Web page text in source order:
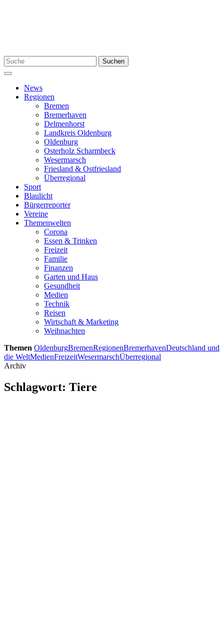
Suchen
nach:
Suchen
Menü
News
Regionen
Bremen
Bremerhaven
Delmenhorst
Landkreis Oldenburg
Oldenburg
Osterholz Scharmbeck
Wesermarsch
Friesland & Ostfriesland
Überregional
Sport
Blaulicht
Bürgerreporter
Vereine
Themenwelten
Corona
Essen & Trinken
Freizeit
Familie
Finanzen
Garten und Haus
Gesundheit
Medien
Technik
Reisen
Wirtschaft & Marketing
Weihnachten
Themen OldenburgBremenRegionenBremerhavenDeutschland und
die WeltMedienFreizeitWesermarschÜberregional
Archiv
Schlagwort: Tiere